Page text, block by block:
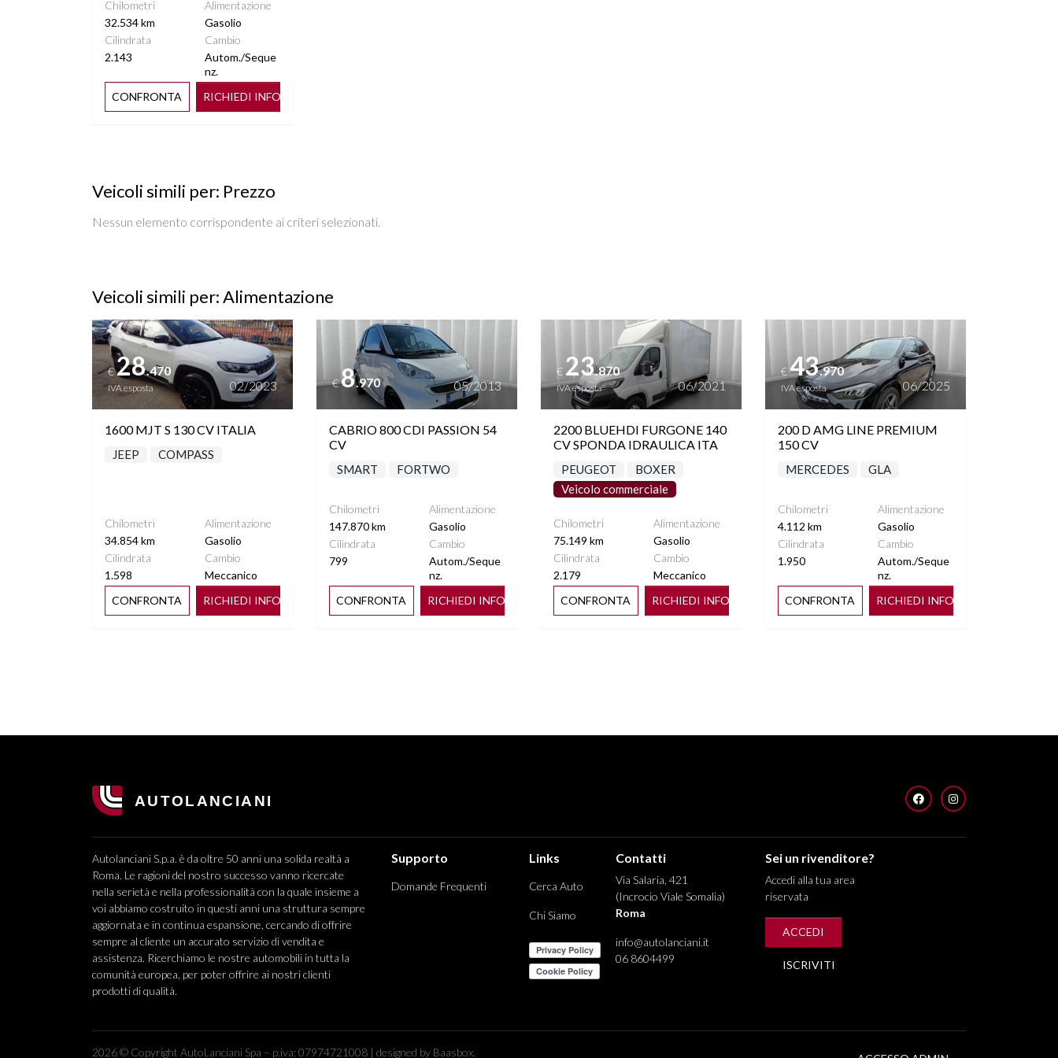
INTERNI IN PELLE
NAVIGAZIONE DA ''8,4
RUOTA DI SCORTA CON
SPECCHIETTO RETROVISORE
FOTOCROMATICO
VETRI SCURI
VOLANTE MULTIFUNZIONE
RISCALDABILE
Chilometri
32.534 km
Alimentazione
Gasolio
Cilindrata
2.143
Cambio
Autom./Seque
nz.
CONFRONTA
RICHIEDI INFO
Veicoli simili per: Prezzo
Nessun elemento corrispondente ai criteri selezionati.
Veicoli simili per: Alimentazione
Vedi dettagli
€28.470
IVA esposta 02/2023
1600 MJT S 130 CV ITALIA
JEEP COMPASS
Chilometri
34.854 km
Alimentazione
Gasolio
Cilindrata
1.598
Cambio
Meccanico
CONFRONTA
RICHIEDI INFO
Vedi dettagli
€8.970 05/2013
CABRIO 800 CDI PASSION 54
CV
SMART FORTWO
Chilometri
147.870 km
Alimentazione
Gasolio
Cilindrata
799
Cambio
Autom./Seque
nz.
CONFRONTA
RICHIEDI INFO
Vedi dettagli
€23.870
IVA esposta 06/2021
2200 BLUEHDI FURGONE 140
CV SPONDA IDRAULICA ITA
PEUGEOT
BOXER
Veicolo commerciale
Chilometri
75.149 km
Alimentazione
Gasolio
Cilindrata
2.179
Cambio
Meccanico
CONFRONTA
RICHIEDI INFO
Vedi dettagli
€43.970
IVA esposta 06/2025
200 D AMG LINE PREMIUM
150 CV
MERCEDES GLA
Chilometri
4.112 km
Alimentazione
Gasolio
Cilindrata
1.950
Cambio
Autom./Seque
nz.
CONFRONTA
RICHIEDI INFO
FACEBOOKINSTAGRAM
Autolanciani S.p.a. è da oltre 50 anni una solida realtà a
Roma. Le ragioni del nostro successo vanno ricercate
nella serietà e nella professionalità con la quale insieme a
voi abbiamo costruito in questi anni una struttura sempre
aggiornata e in continua espansione, cercando di offrire
sempre al cliente un accurato servizio di vendita e
assistenza. Ricerchiamo le nostre automobili in tutta la
comunità europea, per poter offrire ai nostri clienti
prodotti di qualità.
Supporto
Domande Frequenti
Links
Cerca Auto
Chi Siamo
Contatti
Via Salaria, 421
(Incrocio Viale Somalia)
Roma
info@autolanciani.it
06 8604499
Sei un rivenditore?
Accedi alla tua area
riservata
ACCEDI
ISCRIVITI
2026 © Copyright AutoLanciani Spa – p.iva: 07974721008 | designed by Baasbox.